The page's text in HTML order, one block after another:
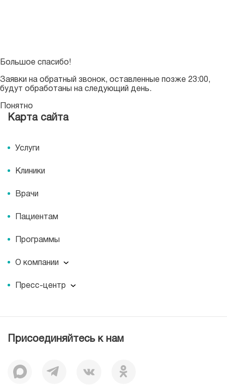
Большое спасибо!
Заявки на обратный звонок, оставленные позже 23:00,
будут обработаны на следующий день.
Понятно
Карта сайта
Услуги
Клиники
Врачи
Пациентам
Программы
О компании
Отзывы
Лицензии
Корпоративная социальная ответственность
Пресс-центр
Журнал для пациентов «МЕДСИ СЕГОДНЯ»
Присоединяйтесь к нам